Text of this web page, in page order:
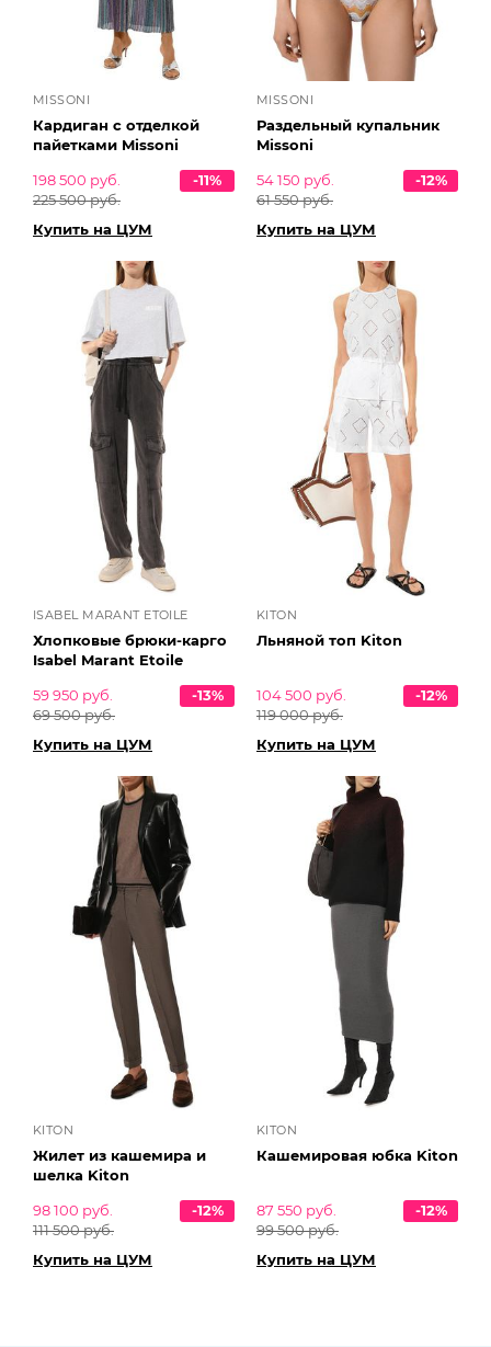
MISSONI
Кардиган с отделкой
пайетками Missoni
198 500 руб.
225 500 руб.
-11%
Купить на ЦУМ
MISSONI
Раздельный купальник
Missoni
54 150 руб.
61 550 руб.
-12%
Купить на ЦУМ
ISABEL MARANT ETOILE
Хлопковые брюки-карго
Isabel Marant Etoile
59 950 руб.
69 500 руб.
-13%
Купить на ЦУМ
KITON
Льняной топ Kiton
104 500 руб.
119 000 руб.
-12%
Купить на ЦУМ
KITON
Жилет из кашемира и
шелка Kiton
98 100 руб.
111 500 руб.
-12%
Купить на ЦУМ
KITON
Кашемировая юбка Kiton
87 550 руб.
99 500 руб.
-12%
Купить на ЦУМ